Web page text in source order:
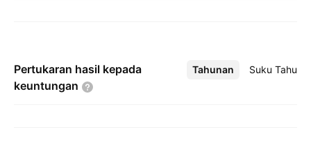
Pertukaran hasil kepada
keuntungan
Tahunan Suku
Lebih